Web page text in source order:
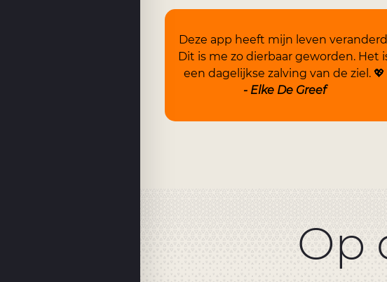
Deze app heeft mijn leven
Dit is me zo dierbaar geworden. Het
een dagelijkse zalving van de ziel. 💖
- Elke De Greef
Op